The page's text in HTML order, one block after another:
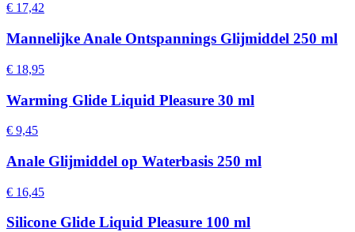
€ 17,42
Mannelijke Anale Ontspannings Glijmiddel 250 ml
€ 18,95
Warming Glide Liquid Pleasure 30 ml
€ 9,45
Anale Glijmiddel op Waterbasis 250 ml
€ 16,45
Silicone Glide Liquid Pleasure 100 ml